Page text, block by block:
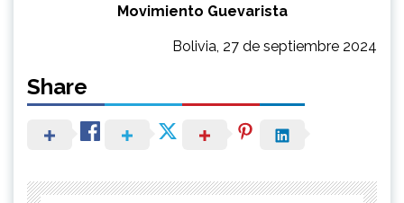
Movimiento Guevarista
Bolivia, 27 de septiembre 2024
Share